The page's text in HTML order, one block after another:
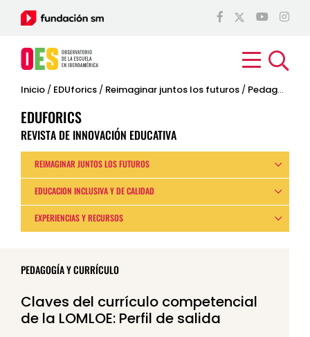
Inicio / EDUforics / Reimaginar juntos los futuros / Pedagogía y currículo
EDUFORICS
REVISTA DE INNOVACIÓN EDUCATIVA
REIMAGINAR JUNTOS LOS FUTUROS
EDUCACIÓN INCLUSIVA Y DE CALIDAD
EXPERIENCIAS Y RECURSOS
PEDAGOGÍA Y CURRÍCULO
Claves del currículo competencial
de la LOMLOE: Perfil de salida